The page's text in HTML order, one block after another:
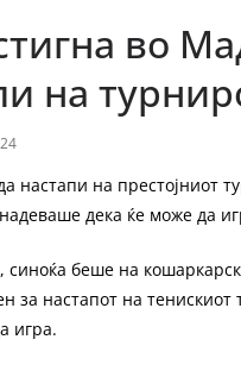
во
на
настапи на
дека ќе може да
синоќа беше на
за настапот на
игра.